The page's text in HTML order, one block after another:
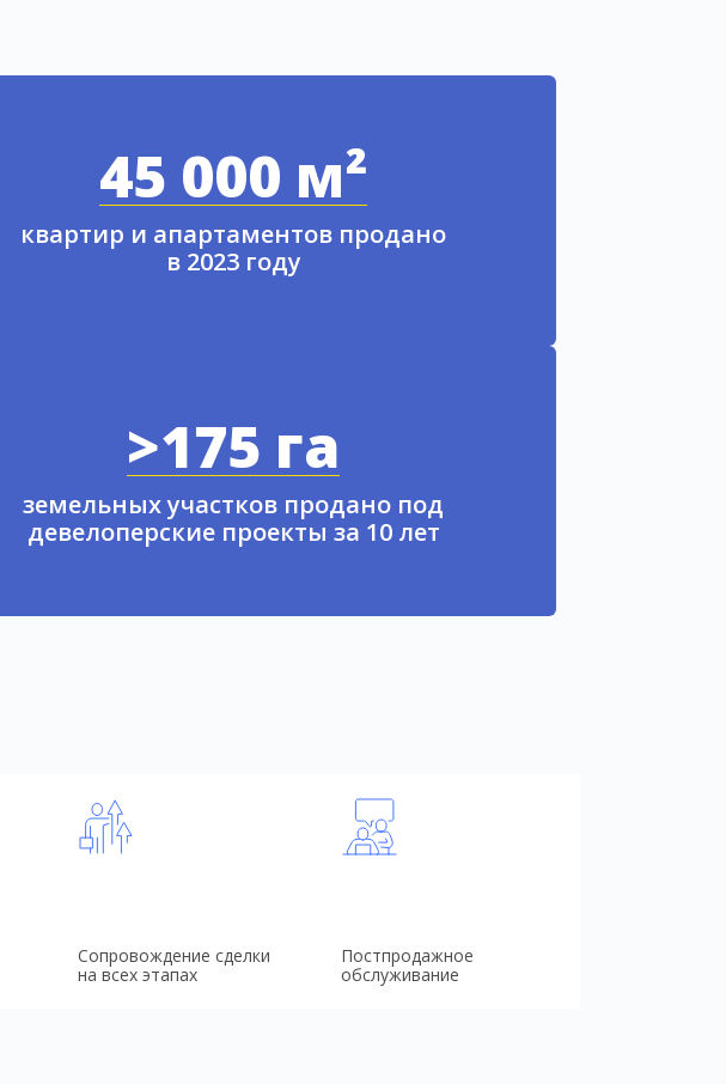
45 000 м²
квартир и апартаментов продано
в 2023 году
>175 га
земельных участков продано под
девелоперские проекты за 10 лет
Сопровождение сделки
на всех этапах
Постпродажное
обслуживание